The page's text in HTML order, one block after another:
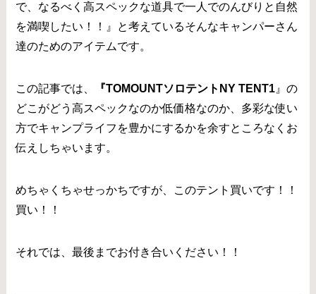
で、なるべく高スペックな道具で一人でのんびりと自然
を満喫したい！！』と考えているそんなキャンパーさん
達のためのアイテムです。
この記事では、 『TOMOUNTソロテントNY TENT1 』の
どこがどう高スペックなのか低価格なのか、多彩な使い
方でキャンプライフを豊かにするかを余すところなくお
伝えしちゃいます。
めちゃくちゃせっかちですが、このテント買いです！！
買い！！
それでは、最後までお付き合いください！！